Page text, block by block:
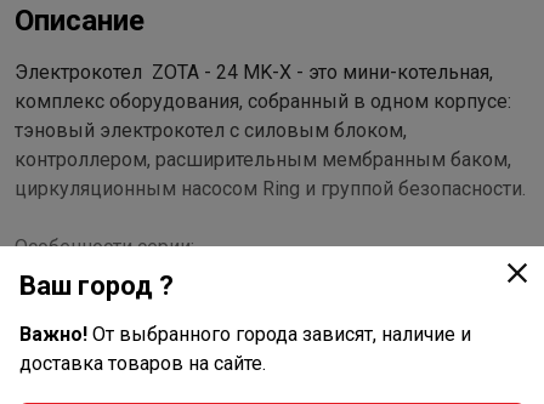
Описание
Электрокотел ZOTA - 24 MK-X - это мини-котельная,
комплекс оборудования, собранный в одном корпусе:
тэновый электрокотел с силовым блоком,
контроллером, расширительным мембранным баком,
циркуляционным насосом Ring и группой безопасности.
Особенности серии:
информативный графический дисплей;
система самодиагностики неисправностей с
выводом кодов ошибок на экран и записью во
Ваш город ?
Важно! От выбранного города зависят, наличие и
доставка товаров на сайте.